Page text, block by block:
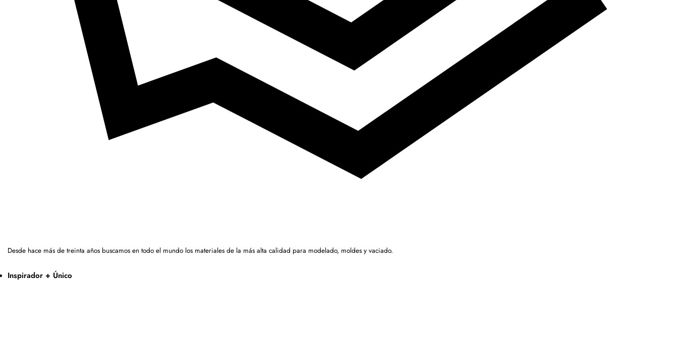
Desde hace más de treinta años buscamos en todo el mundo los materiales de la más alta calidad para modelado, moldes y vaciado.
Inspirador + Único